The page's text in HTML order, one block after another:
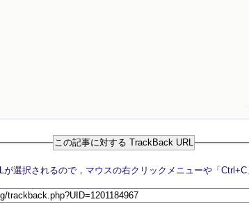
この記事に対する TrackBack URL